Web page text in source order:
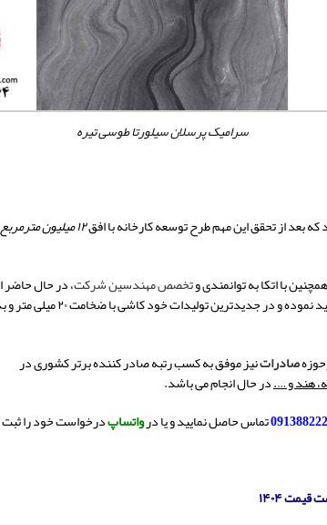
سرامیک پرسلان سیلورتا طوسی تیره
بعد از تحقق این مهم طرح توسعه کارخانه با افق۱۲ میلیون مترمربع درسال
با اتکا به توانمندی وتخصص مهندسین شرکت، در حال حاضر
صادراتنیز موفق به کسب رتبه صادر کننده برتر کشوری در
هند و ….در حال انجام می باشد.
تماس حاصل نمایید و یا درواتساپدرخواست خود را ثبت
۱۴۰۴